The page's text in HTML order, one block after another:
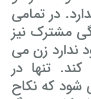
در تمامی
مشترک نیز
ندارد زن می
کند. تنها در
شود که نکاح